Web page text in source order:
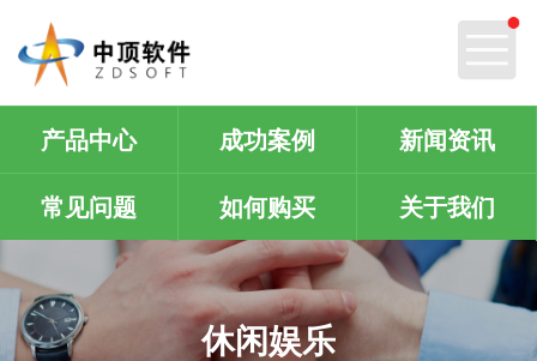
产品中心 成功案例 新闻资讯
常见问题 如何购买 关于我们
休闲娱乐